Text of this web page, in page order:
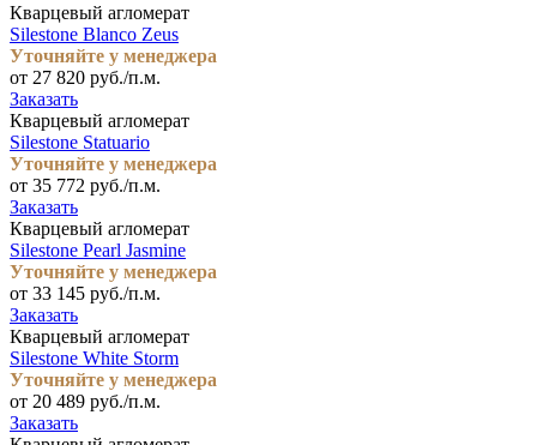
Кварцевый агломерат
Silestone Blanco Zeus
Уточняйте у менеджера
от 27 820 руб./п.м.
Заказать
Кварцевый агломерат
Silestone Statuario
Уточняйте у менеджера
от 35 772 руб./п.м.
Заказать
Кварцевый агломерат
Silestone Pearl Jasmine
Уточняйте у менеджера
от 33 145 руб./п.м.
Заказать
Кварцевый агломерат
Silestone White Storm
Уточняйте у менеджера
от 20 489 руб./п.м.
Заказать